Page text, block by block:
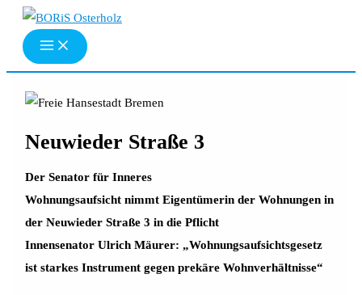
Zum
Inhalt
springen
Neuwieder Straße 3
Der Senator für Inneres
Wohnungsaufsicht nimmt Eigentümerin der Wohnungen in
der Neuwieder Straße 3 in die Pflicht
Innensenator Ulrich Mäurer: „Wohnungsaufsichtsgesetz
ist starkes Instrument gegen prekäre Wohnverhältnisse“